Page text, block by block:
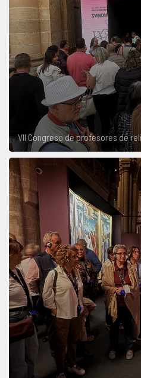
VII Congreso de profesores de